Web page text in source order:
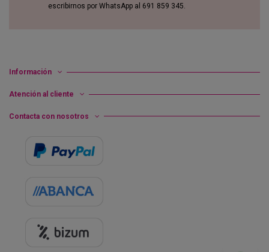
escribirnos por WhatsApp al 691 859 345.
Información
Atención al cliente
Contacta con nosotros